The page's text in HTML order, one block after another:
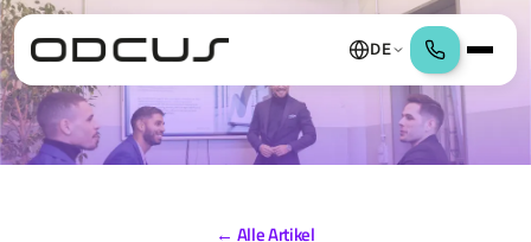
DE
← Alle Artikel